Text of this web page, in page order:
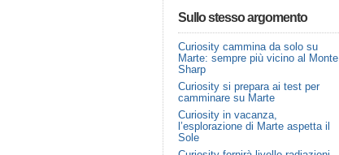
Sullo stesso argomento
Curiosity cammina da solo su
Marte: sempre più vicino al Monte
Sharp
Curiosity si prepara ai test per
camminare su Marte
Curiosity in vacanza,
l’esplorazione di Marte aspetta il
Sole